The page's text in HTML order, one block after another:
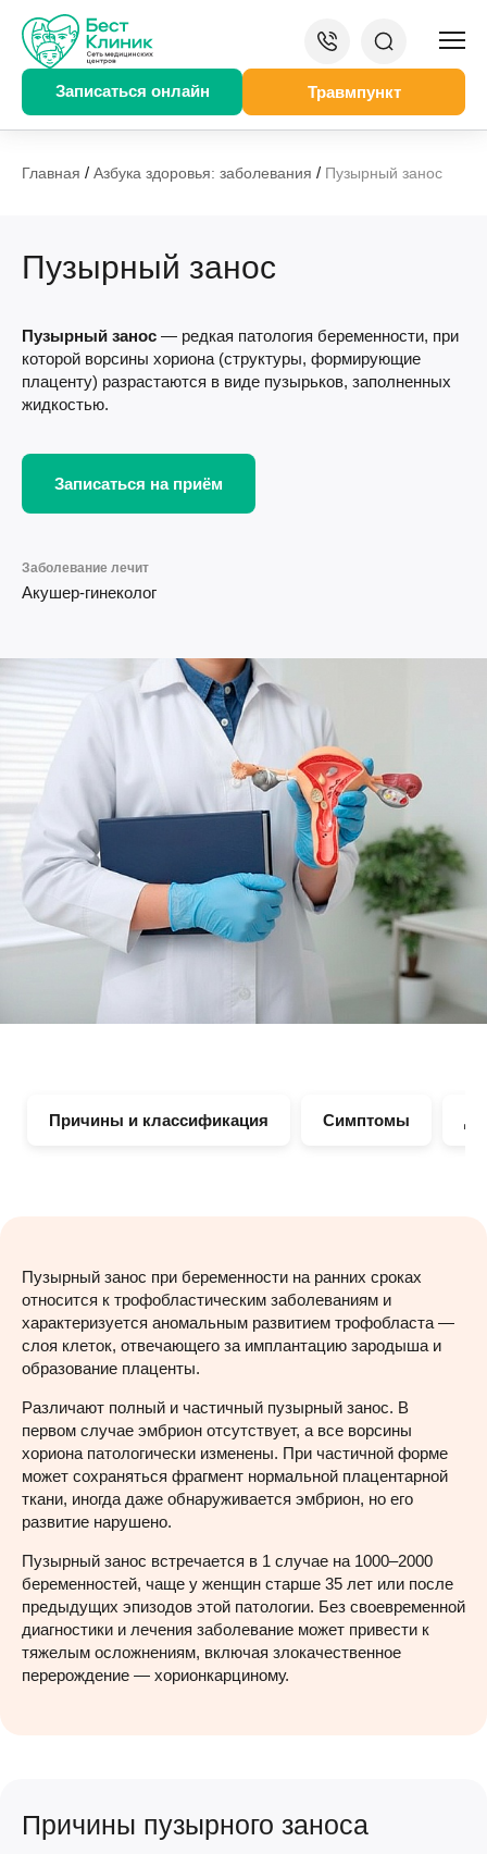
Записаться онлайн Травмпункт
Главная / Азбука здоровья: заболевания / Пузырный занос
Пузырный занос
Пузырный занос — редкая патология беременности, при
которой ворсины хориона (структуры, формирующие
плаценту) разрастаются в виде пузырьков, заполненных
жидкостью.
Записаться на приём
Заболевание лечит
Акушер-гинеколог
Причины и классификация Симптомы
Пузырный занос при беременности на ранних сроках
относится к трофобластическим заболеваниям и
характеризуется аномальным развитием трофобласта —
слоя клеток, отвечающего за имплантацию зародыша и
образование плаценты.
Различают полный и частичный пузырный занос. В
первом случае эмбрион отсутствует, а все ворсины
хориона патологически изменены. При частичной форме
может сохраняться фрагмент нормальной плацентарной
ткани, иногда даже обнаруживается эмбрион, но его
развитие нарушено.
Пузырный занос встречается в 1 случае на 1000–2000
беременностей, чаще у женщин старше 35 лет или после
предыдущих эпизодов этой патологии. Без своевременной
диагностики и лечения заболевание может привести к
тяжелым осложнениям, включая злокачественное
перерождение — хорионкарциному.
Причины пузырного заноса